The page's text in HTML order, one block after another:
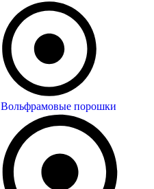
Вольфрамовые порошки